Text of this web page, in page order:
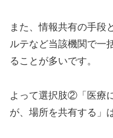
また、情報共有の手段
ルテなど当該機関で一
ることが多いです。
よって選択肢②「医療
が、場所を共有する」